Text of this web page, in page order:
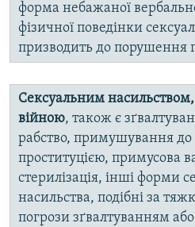
форма небажаної
фізичної поведінки
призводить до порушення
Сексуальним
війною, також є
рабство, примушування до
проституцією, примусова
стерилізація, інші форми
насильства, подібні за
погрози зґвалтуванням